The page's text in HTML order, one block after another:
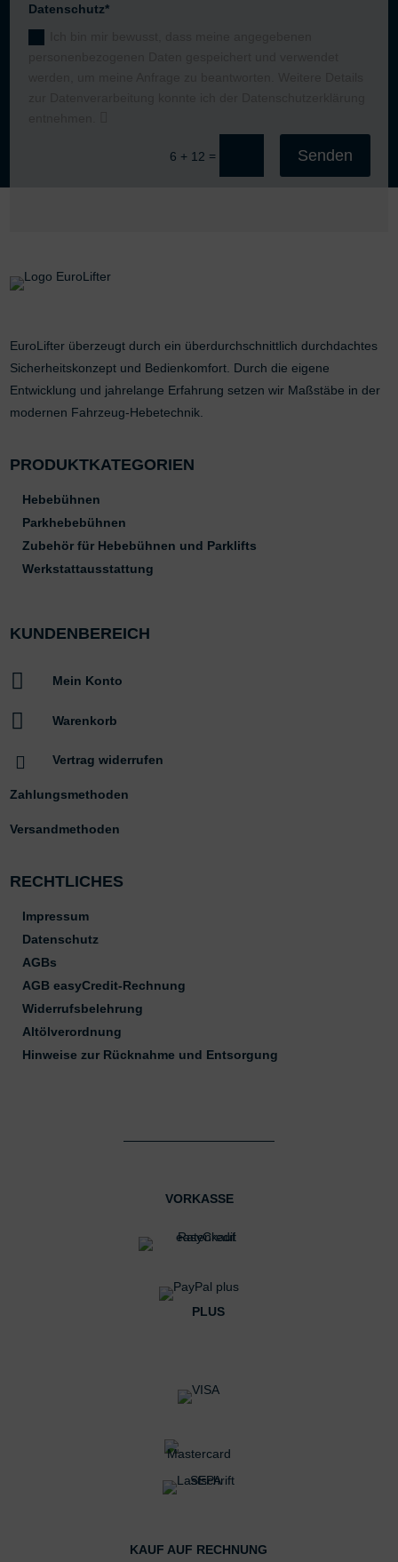
Datenschutz*
6 + 12 = Senden
EuroLifter überzeugt durch ein überdurchschnittlich durchdachtes
Sicherheitskonzept und Bedienkomfort. Durch die eigene
Entwicklung und jahrelange Erfahrung setzen wir Maßstäbe in der
modernen Fahrzeug-Hebetechnik.
PRODUKTKATEGORIEN
Hebebühnen
Parkhebebühnen
Zubehör für Hebebühnen und Parklifts
Werkstattausstattung
KUNDENBEREICH
 Mein Konto
 Warenkorb
 Vertrag widerrufen
Zahlungsmethoden
Versandmethoden
RECHTLICHES
Impressum
Datenschutz
AGBs
AGB easyCredit-Rechnung
Widerrufsbelehrung
Altölverordnung
Hinweise zur Rücknahme und Entsorgung
VORKASSE
PLUS
KAUF AUF RECHNUNG